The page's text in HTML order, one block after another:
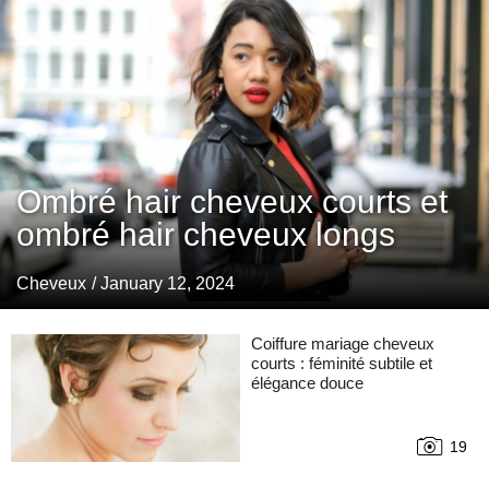
Ombré hair cheveux courts et
ombré hair cheveux longs
Cheveux / January 12, 2024
Coiffure mariage cheveux
courts : féminité subtile et
élégance douce
19